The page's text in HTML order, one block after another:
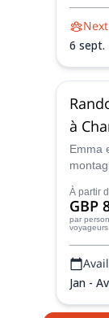
6 sept.
à
Emma
les
vous
À partir
GBP
par
voyageurs
Jan -